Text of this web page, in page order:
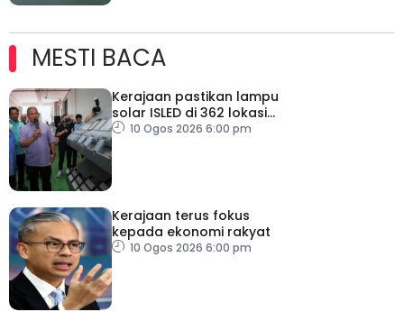
MESTI BACA
Kerajaan pastikan lampu
solar ISLED di 362 lokasi
berkualiti, selamat
10 Ogos 2026 6:00 pm
Kerajaan terus fokus
kepada ekonomi rakyat
10 Ogos 2026 6:00 pm